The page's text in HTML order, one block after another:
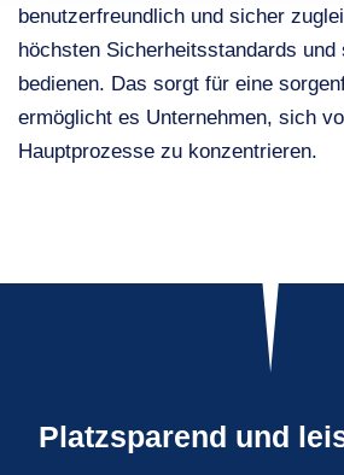
benutzerfreundlich und sicher
höchsten Sicherheitsstandards und
bedienen. Das sorgt für eine
ermöglicht es Unternehmen, sich
Hauptprozesse zu konzentrieren.
Platzsparend und